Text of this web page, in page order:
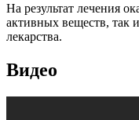
На результат лечения
активных веществ, так
лекарства.
Видео